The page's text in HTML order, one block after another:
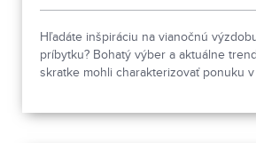
Hľadáte inšpiráciu na vianočnú
príbytku? Bohatý výber a aktuálne
skratke mohli charakterizovať ponuku